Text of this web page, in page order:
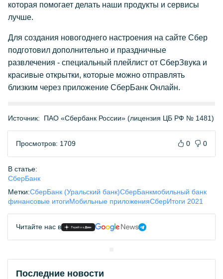
которая помогает делать наши продукты и сервисы
лучше.
Для создания новогоднего настроения на сайте Сбер
подготовил дополнительно и праздничные
развлечения - специальный плейлист от СберЗвука и
красивые открытки, которые можно отправлять
близким через приложение СберБанк Онлайн.
Источник: ПАО «Сбербанк России» (лицензия ЦБ РФ № 1481)
Просмотров: 1709 0 0
В статье:
СберБанк
Метки:СберБанк (Уральский банк)СберБанкмобильный банк
финансовые итогиМобильные приложенияСберИтоги 2021
Читайте нас в
Последние новости